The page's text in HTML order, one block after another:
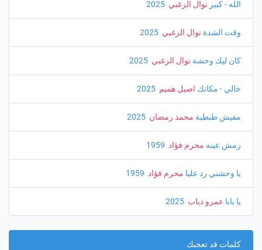
الله - كبير نوال الزغبي
وقت الشدة نوال الزغبي
كان ليك وحشة نوال الزغبي
خالي - مكانك اصيل هميم
مفيش طبطبة محمد رمضان
رمش عينه محرم فؤاد
يا وحشني رد عليا محرم فؤاد
يا بابا عمرو دياب
كلمات قد تعجبك